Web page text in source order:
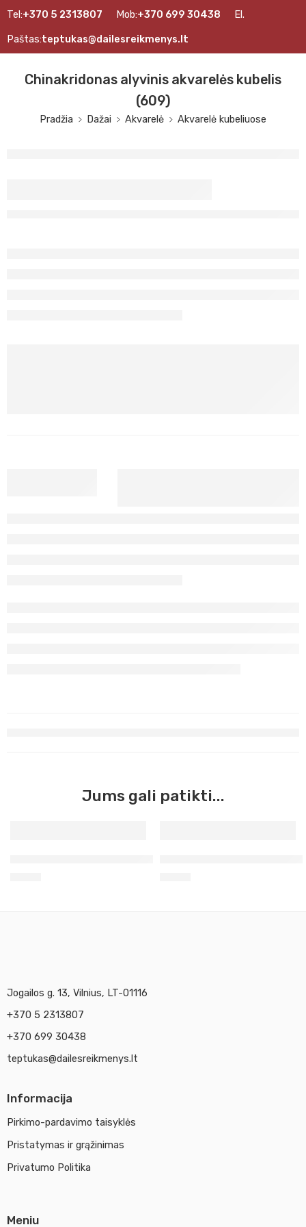
Tel:+370 5 2313807 Mob:+370 699 30438 El.
Paštas:teptukas@dailesreikmenys.lt
Chinakridonas alyvinis akvarelės kubelis
(609)
Pradžia Dažai Akvarelė Akvarelė kubeliuose
Jums gali patikti...
Jogailos g. 13, Vilnius, LT-01116
+370 5 2313807
+370 699 30438
teptukas@dailesreikmenys.lt
Informacija
Pirkimo-pardavimo taisyklės
Pristatymas ir grąžinimas
Privatumo Politika
Meniu